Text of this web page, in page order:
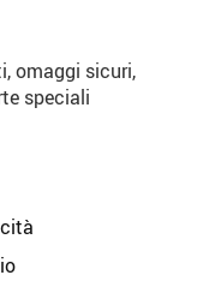
omaggi sicuri,
speciali